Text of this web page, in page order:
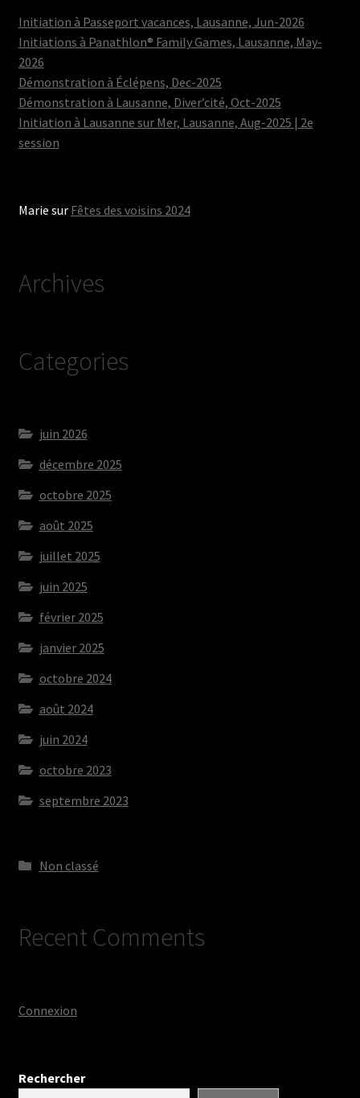
Initiation à Passeport vacances, Lausanne, Jun-2026
Initiations à Panathlon® Family Games, Lausanne, May-
2026
Démonstration à Éclépens, Dec-2025
Démonstration à Lausanne, Diver’cité, Oct-2025
Initiation à Lausanne sur Mer, Lausanne, Aug-2025 | 2e
session
Marie sur Fêtes des voisins 2024
Archives
Categories
juin 2026
décembre 2025
octobre 2025
août 2025
juillet 2025
juin 2025
février 2025
janvier 2025
octobre 2024
août 2024
juin 2024
octobre 2023
septembre 2023
Non classé
Recent Comments
Connexion
Rechercher